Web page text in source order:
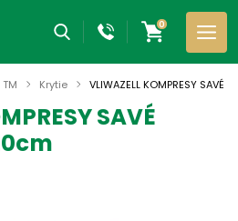
0
TM Krytie VLIWAZELL KOMPRESY SAVÉ
SAVÉ